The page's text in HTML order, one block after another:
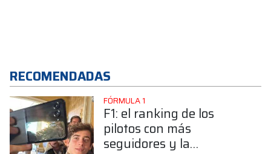
RECOMENDADAS
FÓRMULA 1
F1: el ranking de los
pilotos con más
seguidores y la